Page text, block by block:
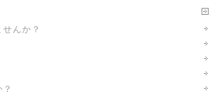
んか？